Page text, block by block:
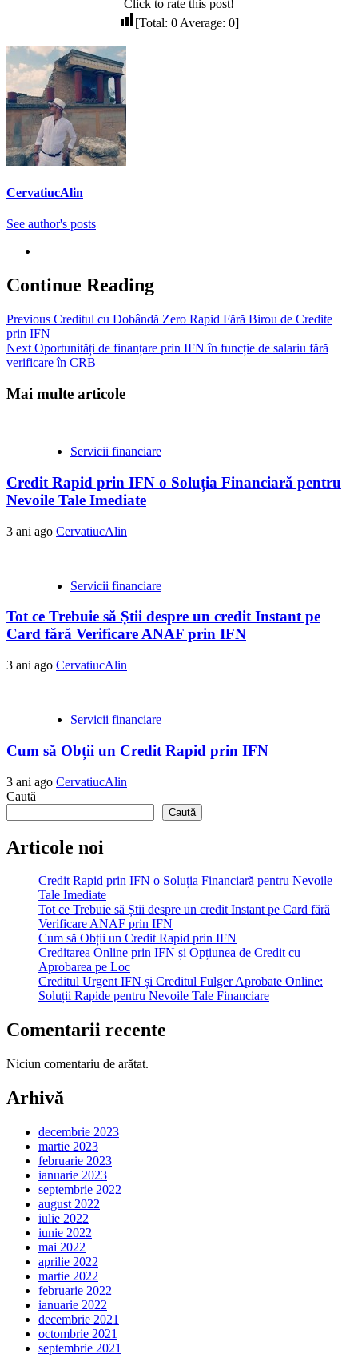
Click to rate this post!
[Total: 0 Average: 0]
CervatiucAlin
See author's posts
Continue Reading
Previous Creditul cu Dobândă Zero Rapid Fără Birou de Credite
prin IFN
Next Oportunități de finanțare prin IFN în funcție de salariu fără
verificare în CRB
Mai multe articole
Servicii financiare
Credit Rapid prin IFN o Soluția Financiară pentru
Nevoile Tale Imediate
3 ani ago CervatiucAlin
Servicii financiare
Tot ce Trebuie să Știi despre un credit Instant pe
Card fără Verificare ANAF prin IFN
3 ani ago CervatiucAlin
Servicii financiare
Cum să Obții un Credit Rapid prin IFN
3 ani ago CervatiucAlin
Caută
Caută
Articole noi
Credit Rapid prin IFN o Soluția Financiară pentru Nevoile
Tale Imediate
Tot ce Trebuie să Știi despre un credit Instant pe Card fără
Verificare ANAF prin IFN
Cum să Obții un Credit Rapid prin IFN
Creditarea Online prin IFN și Opțiunea de Credit cu
Aprobarea pe Loc
Creditul Urgent IFN și Creditul Fulger Aprobate Online:
Soluții Rapide pentru Nevoile Tale Financiare
Comentarii recente
Niciun comentariu de arătat.
Arhivă
decembrie 2023
martie 2023
februarie 2023
ianuarie 2023
septembrie 2022
august 2022
iulie 2022
iunie 2022
mai 2022
aprilie 2022
martie 2022
februarie 2022
ianuarie 2022
decembrie 2021
octombrie 2021
septembrie 2021